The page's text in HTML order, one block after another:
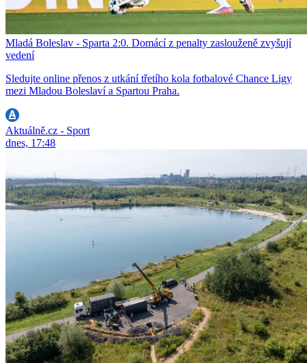
Mladá Boleslav - Sparta 2:0. Domácí z penalty zaslouženě zvyšují
vedení
Sledujte online přenos z utkání třetího kola fotbalové Chance Ligy
mezi Mladou Boleslaví a Spartou Praha.
Aktuálně.cz - Sport
dnes, 17:48